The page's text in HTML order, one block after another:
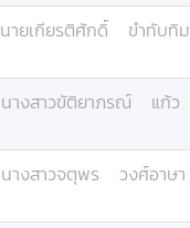
นายเกียรติศักดิ์ ขำทับทิม
นางสาวขัติยาภรณ์
แก้ว
นางสาวจตุพร วงศ์อาษา